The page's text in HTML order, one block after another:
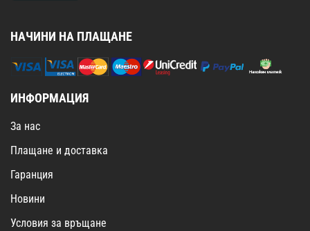
НАЧИНИ НА ПЛАЩАНЕ
ИНФОРМАЦИЯ
За нас
Плащане и доставка
Гаранция
Новини
Условия за връщане